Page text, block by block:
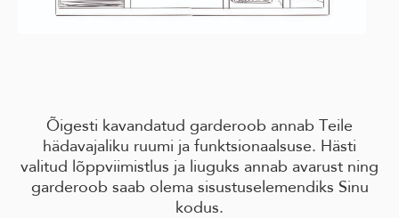
Õigesti kavandatud garderoob annab Teile
hädavajaliku ruumi ja funktsionaalsuse. Hästi
valitud lõppviimistlus ja liuguks annab avarust ning
garderoob saab olema sisustuselemendiks Sinu
kodus.